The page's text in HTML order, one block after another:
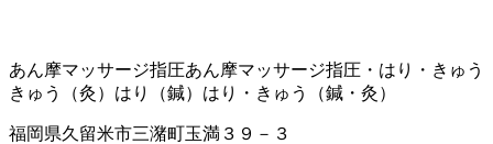
あん摩マッサージ指圧あん摩マッサージ指圧・はり・きゅう
きゅう（灸） はり（鍼） はり・きゅう（鍼・灸）
福岡県久留米市三潴町玉満３９－３